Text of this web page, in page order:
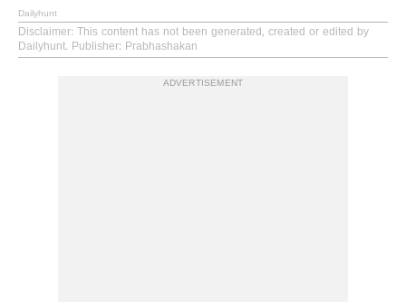
Dailyhunt
Disclaimer: This content has not been generated, created or edited by
Dailyhunt. Publisher: Prabhashakan
ADVERTISEMENT